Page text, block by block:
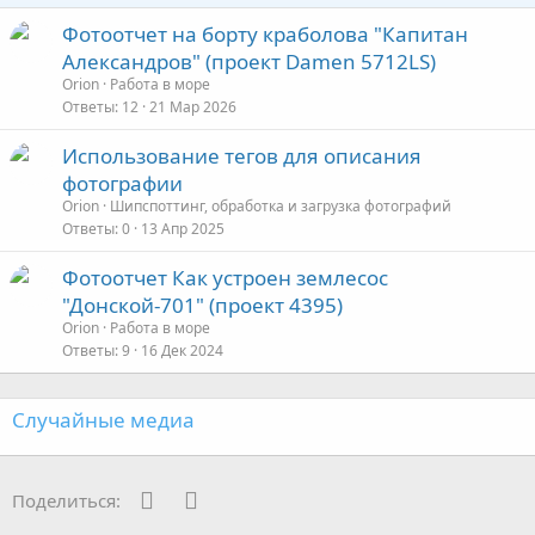
Фотоотчет на борту краболова "Капитан
Александров" (проект Damen 5712LS)
Orion Работа в море
Ответы 12 21 Мар 2026
Использование тегов для описания
фотографии
Orion Шипспоттинг, обработка и загрузка фотографий
Ответы 0 13 Апр 2025
Фотоотчет Как устроен землесос
"Донской-701" (проект 4395)
Orion Работа в море
Ответы 9 16 Дек 2024
Случайные медиа
Поделиться: WhatsApp